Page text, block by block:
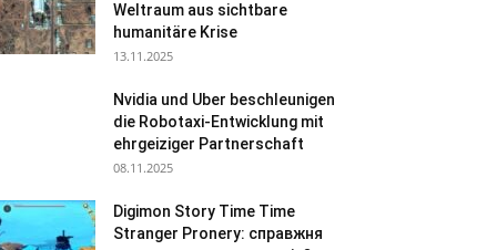
Weltraum aus sichtbare
humanitäre Krise
13.11.2025
Nvidia und Uber beschleunigen
die Robotaxi-Entwicklung mit
ehrgeiziger Partnerschaft
08.11.2025
Digimon Story Time Time
Stranger Pronery: справжня